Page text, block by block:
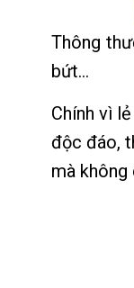
Thông
bứt...
Chính vì
độc đáo,
mà không